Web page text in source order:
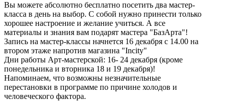
Вы можете абсолютно бесплатно посетить два мастер-
класса в день на выбор. С собой нужно принести только
хорошее настроение и желание учиться. А все
материалы и знания вам подарят мастера "БазАрта"!
Запись на мастер-классы начнется 16 декабря с 14.00 на
втором этаже напротив магазина "Incity"
Дни работы Арт-мастерской: 16- 24 декабря (кроме
понедельника и вторника 18 и 19 декабря)!
Напоминаем, что возможны незначительные
перестановки в программе по причине холодов и
человеческого фактора.